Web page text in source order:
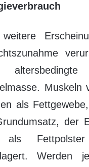
Muskeln
als
der
als
Werden